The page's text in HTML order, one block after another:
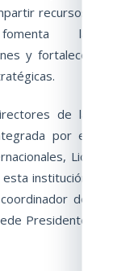
recursos
la
y fortalece
de la
por el
Lic.
institución
de
Presidente